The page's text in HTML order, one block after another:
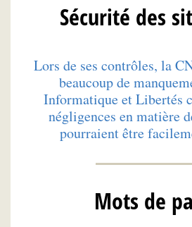
Sécurité des
Lors de ses contrôles, la
beaucoup de
Informatique et Libertés
négligences en matière
pourraient être
Mots de